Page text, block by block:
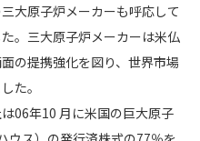
大原子炉メーカーも呼応して
。三大原子炉メーカーは米仏
の提携強化を図り、世界市場
た。
06年10 月に米国の巨大原子